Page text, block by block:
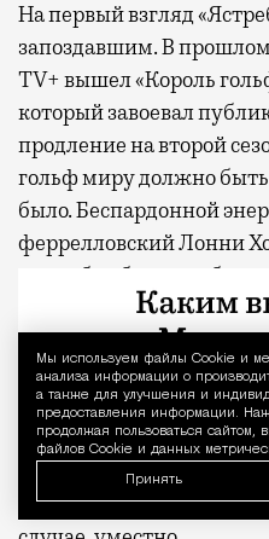
Мы используем файлы Сookie и
анализа информации о
а также для улучшения и
предоставления информации.
продолжая пользоваться сайтом,
файлов Cookie и данных
Принять
На первый взгляд
запоздавшим. В
TV+ вышел «Король
который завоевал
продление на второй
гольф миру должно быть
было. Беспардонной
феррелловский Лонни
каламбур был
никак невозможно. Это
органики, который,
в том, что он именно
сейчас. В эпоху
ужасов, кринж-комедий
жанров скабрезный и
смотрится и вправду